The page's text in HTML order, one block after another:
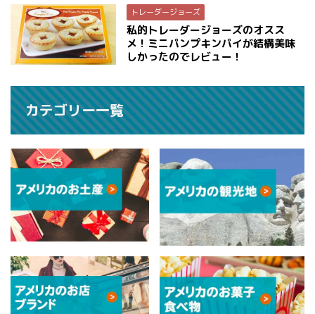
トレーダージョーズ
私的トレーダージョーズのオスス
メ！ミニパンプキンパイが結構美味
しかったのでレビュー！
カテゴリー一覧